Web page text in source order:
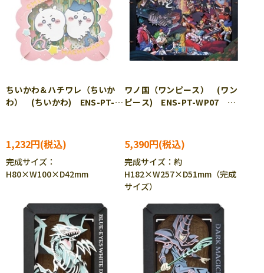
ちいかわ＆ハチワレ（ちいか
わ） (ちいかわ) ENS-PT-
1,232円
完成サイズ：
H80×W100×D42mm
ワノ国（ワンピース） (ワン
ピース) ENS-PT-WP07
5,390円
完成サイズ：約
H182×W257×D51mm（完成
サイズ）